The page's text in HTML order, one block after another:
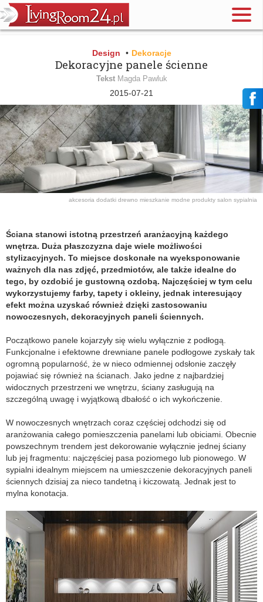
Design • Dekoracje
Dekoracyjne panele ścienne
Tekst Magda Pawluk
2015-07-21
akcesoria dodatki drewno mieszkanie modne produkty salon sypialnia
Ściana stanowi istotną przestrzeń aranżacyjną każdego
wnętrza. Duża płaszczyzna daje wiele możliwości
stylizacyjnych. To miejsce doskonałe na wyeksponowanie
ważnych dla nas zdjęć, przedmiotów, ale także idealne do
tego, by ozdobić je gustowną ozdobą. Najczęściej w tym celu
wykorzystujemy farby, tapety i okleiny, jednak interesujący
efekt można uzyskać również dzięki zastosowaniu
nowoczesnych, dekoracyjnych paneli ściennych.
Początkowo panele kojarzyły się wielu wyłącznie z podłogą.
Funkcjonalne i efektowne drewniane panele podłogowe zyskały tak
ogromną popularność, że w nieco odmiennej odsłonie zaczęły
pojawiać się również na ścianach. Jako jedne z najbardziej
widocznych przestrzeni we wnętrzu, ściany zasługują na
szczególną uwagę i wyjątkową dbałość o ich wykończenie.
W nowoczesnych wnętrzach coraz częściej odchodzi się od
aranżowania całego pomieszczenia panelami lub obiciami. Obecnie
powszechnym trendem jest dekorowanie wyłącznie jednej ściany
lub jej fragmentu: najczęściej pasa poziomego lub pionowego. W
sypialni idealnym miejscem na umieszczenie dekoracyjnych paneli
ściennych dzisiaj za nieco tandetną i kiczowatą. Jednak jest to
mylna konotacja.